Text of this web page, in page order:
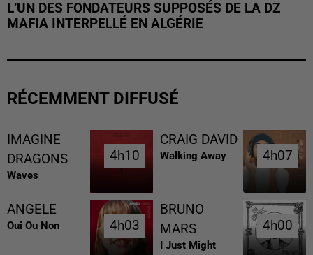
L’UN DES FONDATEURS SUPPOSÉS DE LA DZ
MAFIA INTERPELLÉ EN ALGÉRIE
RÉCEMMENT DIFFUSÉ
IMAGINE
DRAGONS
Waves
4h10
4h10
CRAIG DAVID
Walking Away 4h07
4h07
ANGELE
Oui Ou Non 4h03
4h03
BRUNO
MARS
I Just Might
4h00
4h00